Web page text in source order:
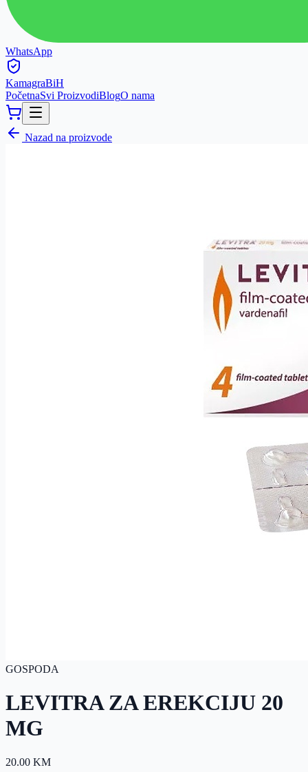
WhatsApp
KamagraBiH
PočetnaSvi ProizvodiBlogO nama
Nazad na proizvode
GOSPODA
LEVITRA ZA EREKCIJU 20
MG
20.00 KM